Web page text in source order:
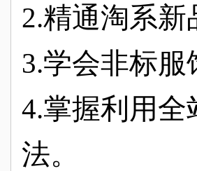
2.精通淘系
3.学会非标
4.掌握利用
法。